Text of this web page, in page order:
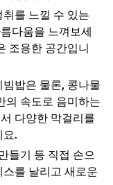
를 느낄 수 있는
다움을 느껴보세
조용한 공간입니
밥은 물론, 콩나물
의 속도로 음미하는
다양한 막걸리를
요.
들기 등 직접 손으
를 날리고 새로운